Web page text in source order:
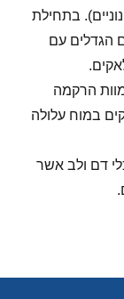
בתחילת
הגדלים עם
הרקמה
במוח עלולה
דם ולב אשר